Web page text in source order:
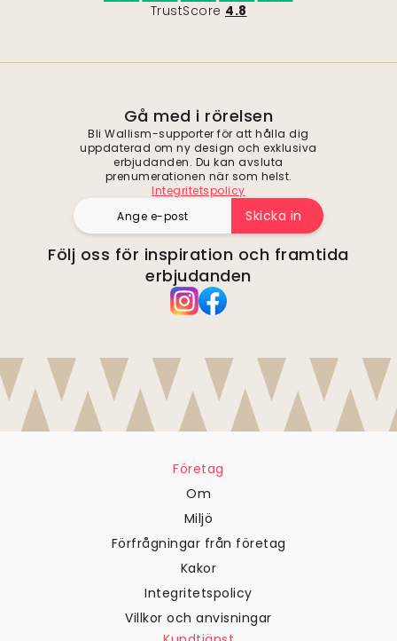
TrustScore 4.8
Gå med i rörelsen
Bli Wallism-supporter för att hålla dig
uppdaterad om ny design och exklusiva
erbjudanden. Du kan avsluta
prenumerationen när som helst.
Integritetspolicy
Skicka in
Följ oss för inspiration och framtida
erbjudanden
Företag
Om
Miljö
Förfrågningar från företag
Kakor
Integritetspolicy
Villkor och anvisningar